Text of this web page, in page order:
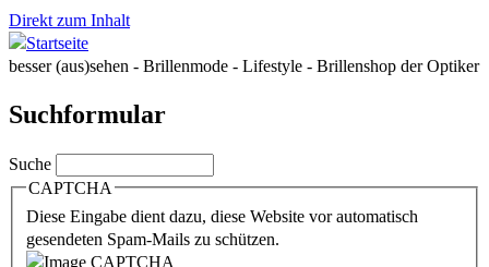
Direkt zum Inhalt
besser (aus)sehen - Brillenmode - Lifestyle - Brillenshop der Optiker
Suchformular
Suche
CAPTCHA
Diese Eingabe dient dazu, diese Website vor automatisch
gesendeten Spam-Mails zu schützen.